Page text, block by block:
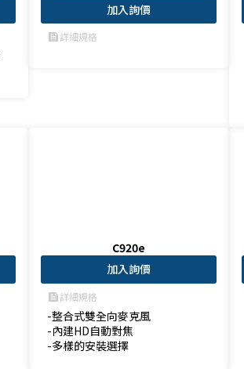
加入詢價
feed詳細規格
C920e
加入詢價
feed詳細規格
-整合式雙全向麥克風
-內建HD自動對焦
-多樣的安裝選擇